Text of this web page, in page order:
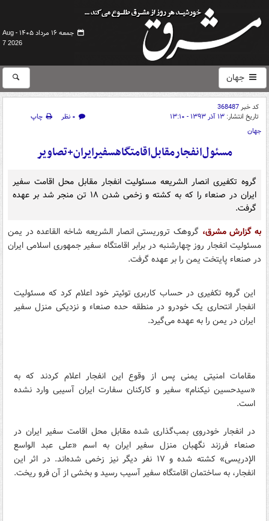
جمعه ۱۶ مرداد ۱۴۰۵ -
Aug
7 2026
جهان
کد خبر368487
تاریخ انتشار: ۱۳ آذر ۱۳۹۳ - ۱۳:۱۰ ۰ نظر
چاپ
جهان
مسئول‌انفجارمقابل‌‎اقامتگاه‎سفیرایران+تصاویر
گروه تکفیری انصار الشریعه مسئولیت انفجار مقابل محل اقامت سفیر
ایران در صنعاء را که به کشته و زخمی شدن ۱۸ تن منجر شد بر عهده
گرفت.
به گزارش مشرق، گروهک تروریستی انصار الشریعه شاخه القاعده در یمن
مسئولیت انفجار روز چهارشنبه در برابر اقامتگاه سفیر جمهوری اسلامی ایران
در صنعاء پایتخت یمن را بر عهده گرفت.
این گروه تکفیری در حساب کاربری توئیتر خود اعلام کرد که مسئولیت
انفجار انتحاری یک خودرو در منطقه حده صنعاء و نزدیکی منزل سفیر
ایران در یمن را به عهده می‌گیرد.
مقامات امنیتی یمنی پس از وقوع این انفجار اعلام کردند که به
«سیدحسین نیکنام» سفیر و کارکنان سفارت ایران آسیبی وارد نشده
است.
در انفجار خودروی بمب‌گذاری شده مقابل محل اقامت سفیر ایران در
صنعاء فرزند نگهبان منزل سفیر ایران به اسم «علی عبد الواسع
الإدریسی» کشته شده و ۱۷ نفر دیگر نیز زخمی شده‌اند. در اثر این
انفجار، به ساختمان اقامتگاه سفیر آسیب رسید و بخشی از آن فرو ریخت.